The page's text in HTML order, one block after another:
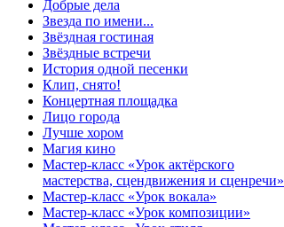
Добрые дела
Звезда по имени...
Звёздная гостиная
Звёздные встречи
История одной песенки
Клип, снято!
Концертная площадка
Лицо города
Лучше хором
Магия кино
Мастер-класс «Урок актёрского
мастерства, сцендвижения и сценречи»
Мастер-класс «Урок вокала»
Мастер-класс «Урок композиции»